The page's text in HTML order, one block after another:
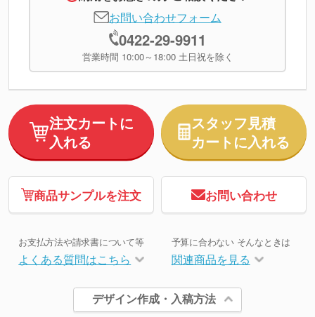
お問い合わせフォーム
0422-29-9911
営業時間 10:00～18:00 土日祝を除く
注文カートに
入れる
スタッフ見積
カートに入れる
商品サンプルを注文 お問い合わせ
お支払方法や請求書について等
よくある質問はこちら
予算に合わない そんなときは
関連商品を見る
デザイン作成・入稿方法